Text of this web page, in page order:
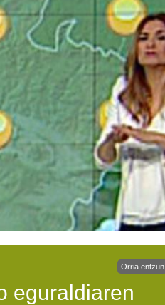
Orria entzun
eguraldiaren